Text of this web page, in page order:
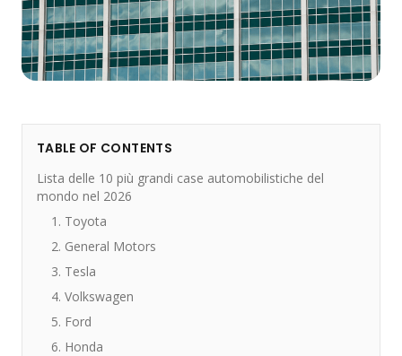
TABLE OF CONTENTS
Lista delle 10 più grandi case automobilistiche del
mondo nel 2026
1. Toyota
2. General Motors
3. Tesla
4. Volkswagen
5. Ford
6. Honda